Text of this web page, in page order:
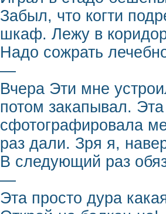
Забыл, что когти
шкаф. Лежу в
Надо сожрать
—
Вчера Эти мне
потом закапывал.
сфотографировала
раз дали. Зря я,
В следующий раз
—
Эта просто дура